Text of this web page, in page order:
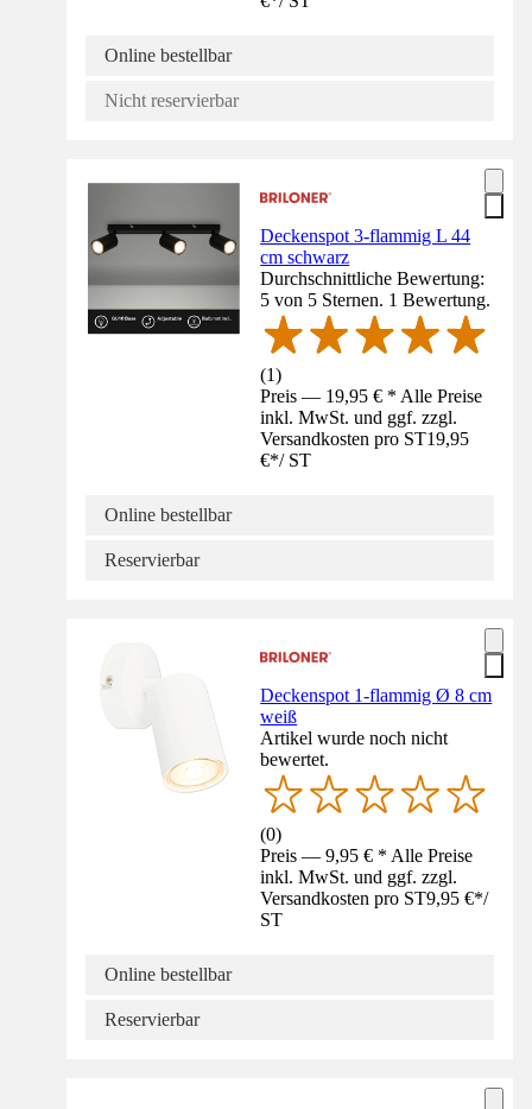
Online bestellbar
Nicht reservierbar
Deckenspot 3-flammig L 44
cm schwarz
Durchschnittliche Bewertung:
5 von 5 Sternen. 1 Bewertung.
(1)
Preis — 19,95 € * Alle Preise
inkl. MwSt. und ggf. zzgl.
Versandkosten pro ST19,95
€*/ ST
Online bestellbar
Reservierbar
Deckenspot 1-flammig Ø 8 cm
weiß
Artikel wurde noch nicht
bewertet.
(0)
Preis — 9,95 € * Alle Preise
inkl. MwSt. und ggf. zzgl.
Versandkosten pro ST9,95 €*/
ST
Online bestellbar
Reservierbar